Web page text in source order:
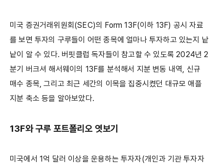
미국 증권거래위원회(SEC)의 Form 13F(이하 13F) 공시 자료
를 보면 투자의 구루들이 어떤 종목에 얼마나 투자하고 있는지 낱
낱이 알 수 있다. 버핏클럽 독자들이 참고할 수 있도록 2024년 2
분기 버크셔 해서웨이의 13F를 분석해서 지분 변동 내역, 신규
매수 종목, 그리고 최근 세간의 이목을 집중시켰던 대규모 애플
지분 축소 등을 알아보았다.
13F와 구루 포트폴리오 엿보기
미국에서 1억 달러 이상을 운용하는 투자자(개인과 기관 투자자